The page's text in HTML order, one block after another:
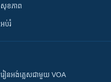
សុខភាព
អប់រំ
រៀន​​​​​​អង់គ្លេស​​ជាមួយ VOA